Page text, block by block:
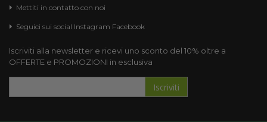
Mettiti in contatto con noi
Seguici sui social Instagram Facebook
Iscriviti alla newsletter e ricevi uno sconto del 10% oltre a
OFFERTE e PROMOZIONI in esclusiva
Iscriviti